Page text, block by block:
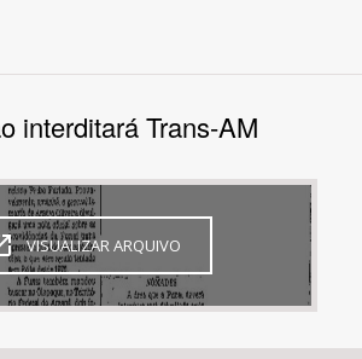
interditará Trans-AM
VISUALIZAR ARQUIVO